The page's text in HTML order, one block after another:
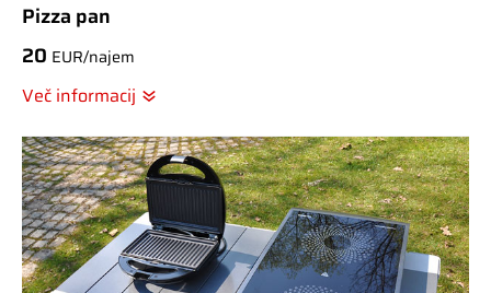
Pizza pan
20 EUR/najem
Več informacij